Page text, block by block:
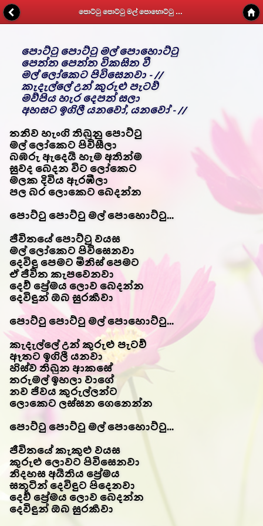
පොට්ටු පොට්ටු මල් පොහොට්ටු - Kithunu Gee Potha - Web v1.7
පොට්ටු පොට්ටු මල් පොහොට්ටු
පෙත්ත පෙත්ත විකසිත වී
මල් ලෝකෙට පිවිසෙනවා - //
කැදැල්ලේ උන් කුරුළු පැටව්
මව්පිය හැර දෙපත් සලා
අහසට ඉගිලී යනවෝ, යනවෝ - //
තනිව හැංගි තිබුනු පොට්ටු
මල් ලෝකෙට පිවිසීලා
බඹරු ඇදෙයි හැම අතින්ම
සුවද බෙදන විට ලෝකෙට
මලක දිවිය ඇරඹීලා
පල බර ලොකෙට බෙදන්න
පොට්ටු පොට්ටු මල් පොහොට්ටු...
ජීවිතයේ පොට්ටු වයස
මල් ලෝකෙට පිවිසෙනවා
දෙවිඳු පෙමට මිනිස් පෙමට
ඒ ජීවිත කැපවෙනවා
දෙව් ප්‍රේමය ලොව බෙදන්න
දෙවිඳුන් ඔබ සුරකීවා
පොට්ටු පොට්ටු මල් පොහොට්ටු...
කැදැල්ලේ උන් කුරුළු පැටව්
ඈතට ඉගිලී යනවා
හිස්ව තිබුන ආකසේ
තරුමල් ඉහලා වාගේ
නව ජිවය කුරුල්ලන්ට
ලොකෙට ලස්සන ගෙනෙන්න
පොට්ටු පොට්ටු මල් පොහොට්ටු...
ජීවිතයේ කැකුළු වයස
කුරුළු ලොවට පිවිසෙනවා
නිදහස අයිතිය ප්‍රේමය
සතුටින් දෙවිඳුට පිදෙනවා
දෙව් ප්‍රේමය ලොව බෙදන්න
දෙවිඳුන් ඔබ සුරකීවා